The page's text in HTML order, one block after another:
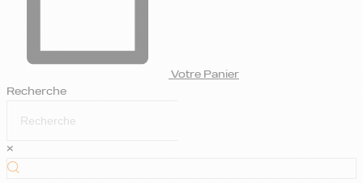
Votre Panier
Recherche
×